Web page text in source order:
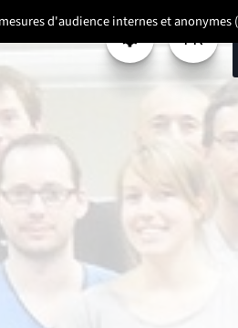
d'audience internes et anonymes
Paramétrage
FR
-